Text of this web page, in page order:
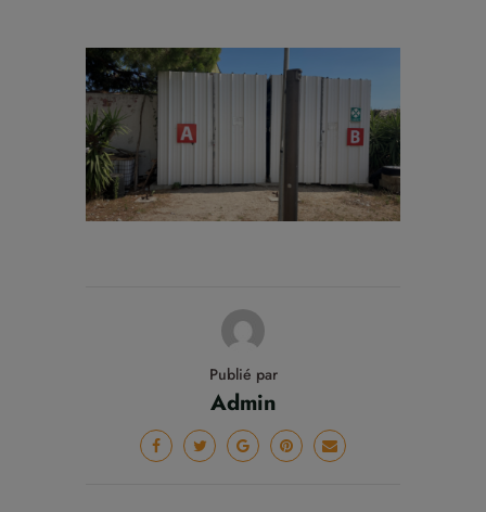
Publié par
Admin